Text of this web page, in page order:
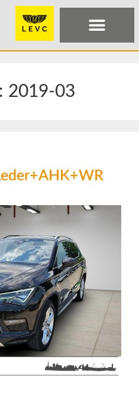
2019-03